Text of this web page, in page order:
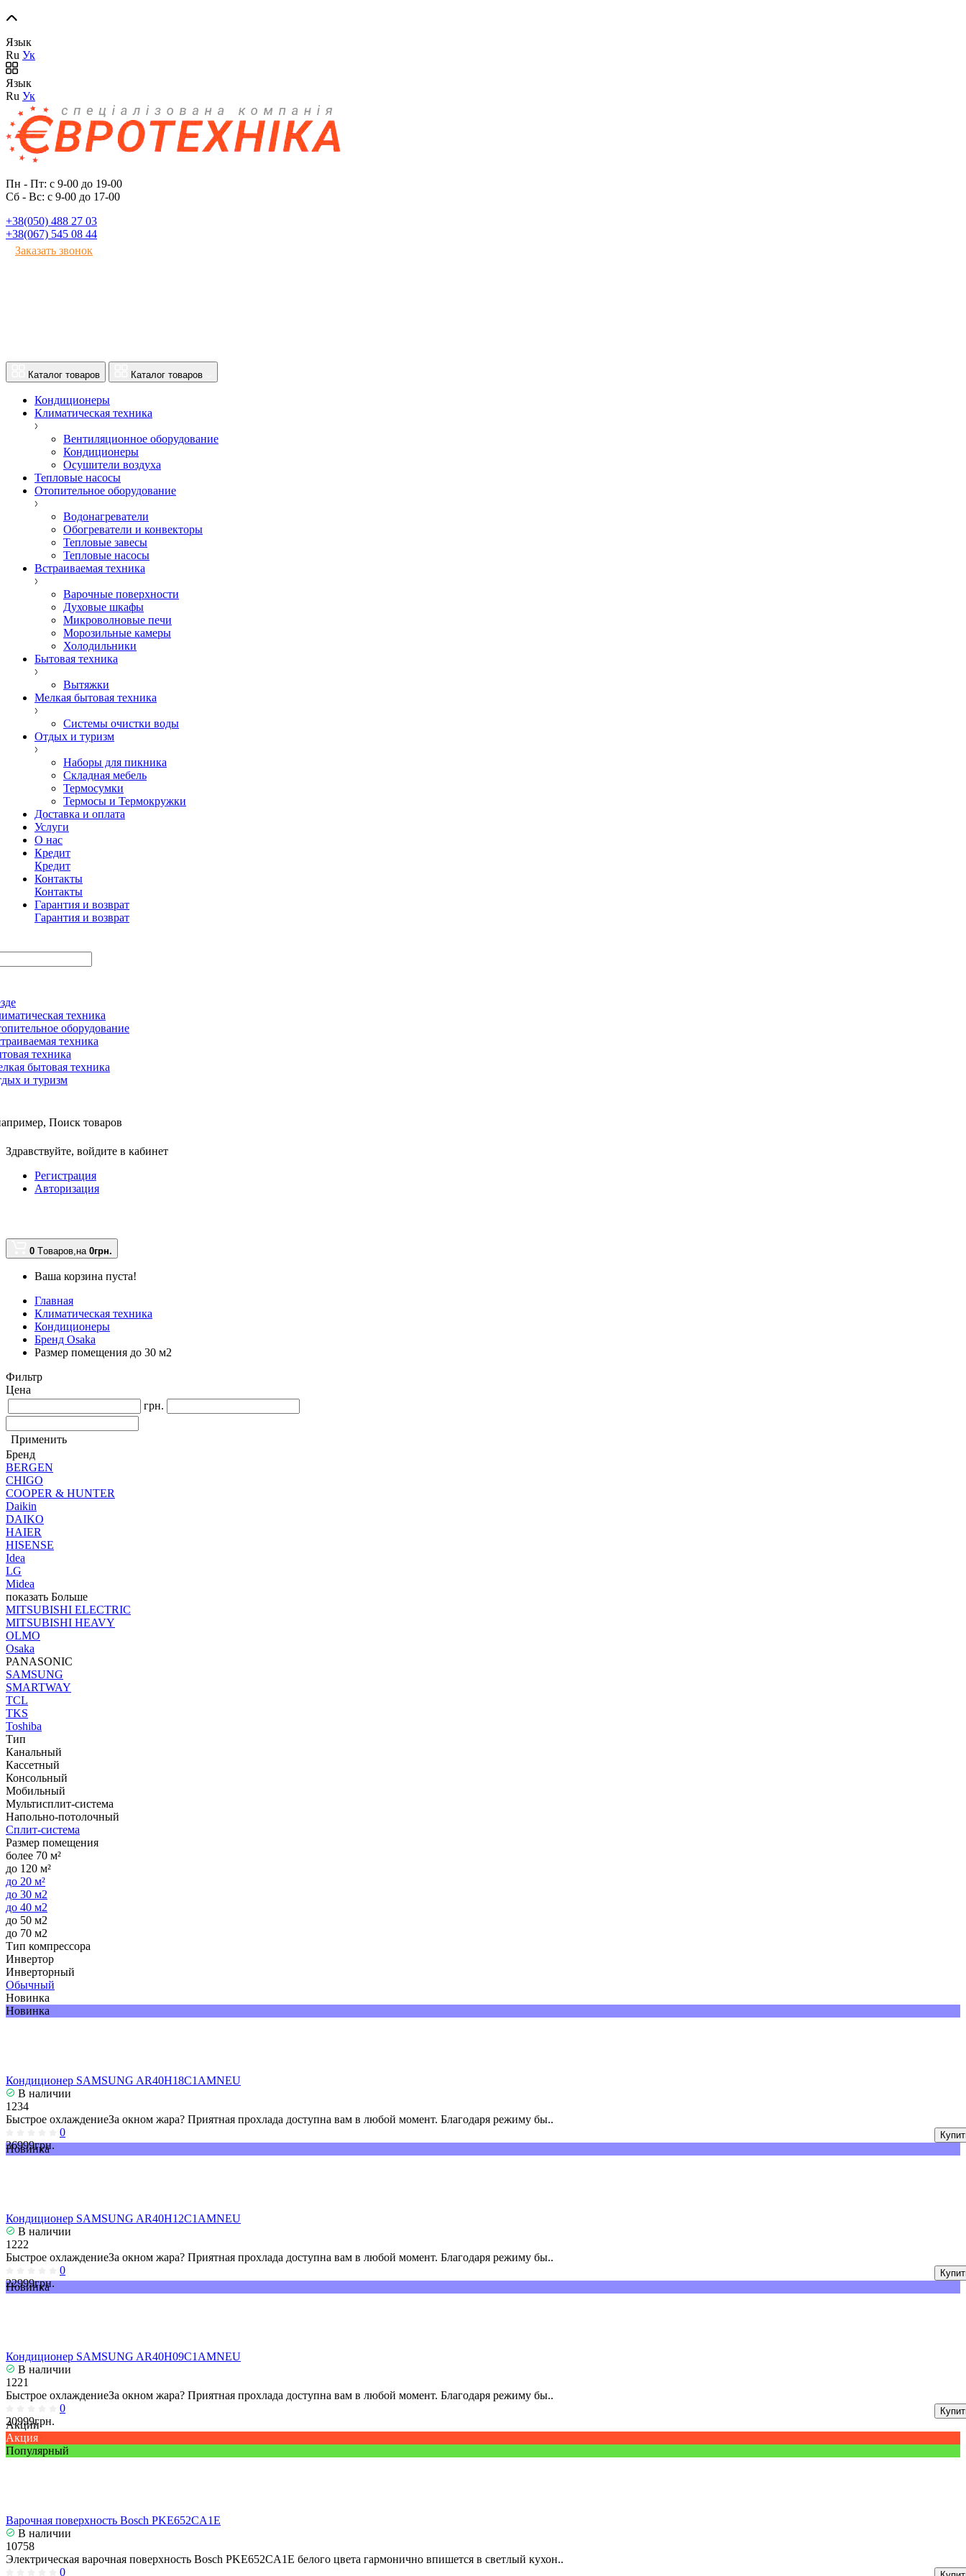
Язык
Ru Ук
Язык
Ru Ук
Пн - Пт: с 9-00 до 19-00
Сб - Вс: с 9-00 до 17-00
+38(050) 488 27 03
+38(067) 545 08 44
Заказать звонок
Каталог товаров Каталог товаров
Кондиционеры
Климатическая техника
Вентиляционное оборудование
Кондиционеры
Осушители воздуха
Тепловые насосы
Отопительное оборудование
Водонагреватели
Обогреватели и конвекторы
Тепловые завесы
Тепловые насосы
Встраиваемая техника
Варочные поверхности
Духовые шкафы
Микроволновые печи
Морозильные камеры
Холодильники
Бытовая техника
Вытяжки
Мелкая бытовая техника
Системы очистки воды
Отдых и туризм
Наборы для пикника
Складная мебель
Термосумки
Термосы и Термокружки
Доставка и оплата
Услуги
О нас
Кредит
Кредит
Контакты
Контакты
Гарантия и возврат
Гарантия и возврат
техника
оборудование
техника
техника
бытовая техника
и туризм
Поиск товаров
Здравствуйте, войдите в кабинет
Регистрация
Авторизация
0 Tоваров,на 0грн.
Ваша корзина пуста!
Главная
Климатическая техника
Кондиционеры
Бренд Osaka
Размер помещения до 30 м2
Фильтр
Цена
грн.
Применить
Бренд
BERGEN
CHIGO
COOPER & HUNTER
Daikin
DAIKO
HAIER
HISENSE
Idea
LG
Midea
показать Больше
MITSUBISHI ELECTRIC
MITSUBISHI HEAVY
OLMO
Osaka
PANASONIC
SAMSUNG
SMARTWAY
TCL
TKS
Toshiba
Тип
Канальный
Кассетный
Консольный
Мобильный
Мультисплит-система
Напольно-потолочный
Сплит-система
Размер помещения
более 70 м²
до 120 м²
до 20 м²
до 30 м2
до 40 м2
до 50 м2
до 70 м2
Тип компрессора
Инвертор
Инверторный
Обычный
Новинка
Новинка
Кондиционер SAMSUNG AR40H18C1AMNEU
В наличии
1234
Быстрое охлаждениеЗа окном жара? Приятная прохлада доступна вам в любой момент. Благодаря режиму бы..
0
36999грн.
Новинка
Кондиционер SAMSUNG AR40H12C1AMNEU
В наличии
1222
Быстрое охлаждениеЗа окном жара? Приятная прохлада доступна вам в любой момент. Благодаря режиму бы..
0
22999грн.
Новинка
Кондиционер SAMSUNG AR40H09C1AMNEU
В наличии
1221
Быстрое охлаждениеЗа окном жара? Приятная прохлада доступна вам в любой момент. Благодаря режиму бы..
0
20999грн.
Акции
Акция
Популярный
Варочная поверхность Bosch PKE652CA1E
В наличии
10758
Электрическая варочная поверхность Bosch PKE652CA1E белого цвета гармонично впишется в светлый кухон..
0